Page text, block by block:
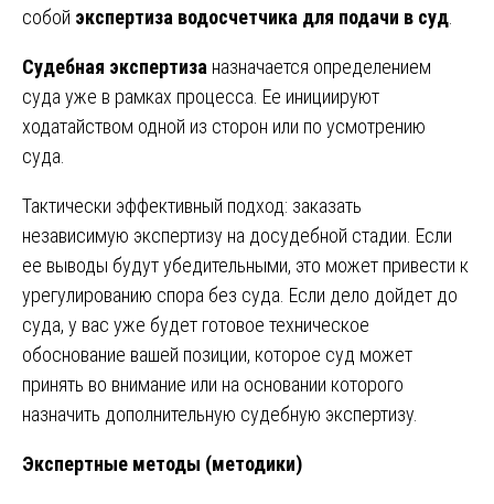
собой экспертиза водосчетчика для подачи в суд
Судебная экспертиза назначается определением
суда уже в рамках процесса. Ее инициируют
ходатайством одной из сторон или по усмотрению
суда.
Тактически эффективный подход: заказать
независимую экспертизу на досудебной стадии. Если
ее выводы будут убедительными, это может привести к
урегулированию спора без суда. Если дело дойдет до
суда, у вас уже будет готовое техническое
обоснование вашей позиции, которое суд может
принять во внимание или на основании которого
назначить дополнительную судебную экспертизу.
Экспертные методы (методики)